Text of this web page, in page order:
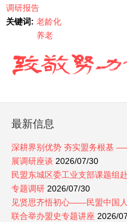
调研报告
关键词: 老龄化
养老
最新信息
深耕界别优势 夯实盟务根基
展调研座谈 2026/07/30
民盟东城区委工业支部课题组
专题调研2026/07/30
见贤思齐悟初心——民盟中国
联合举办盟史专题讲座 2026/